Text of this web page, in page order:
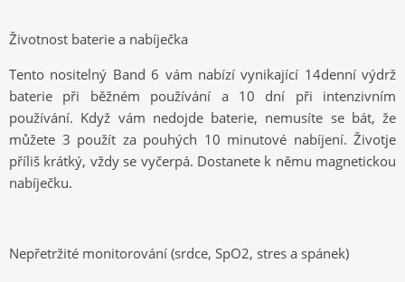
Životnost baterie a nabíječka
Tento nositelný Band 6 vám nabízí vynikající 14denní výdrž
baterie při běžném používání a 10 dní při intenzivním
používání. Když vám nedojde baterie, nemusíte se bát, že
můžete 3 použít za pouhých 10 minutové nabíjení. Životje
příliš krátký, vždy se vyčerpá. Dostanete k němu magnetickou
nabíječku.
Nepřetržité monitorování (srdce, SpO2, stres a spánek)